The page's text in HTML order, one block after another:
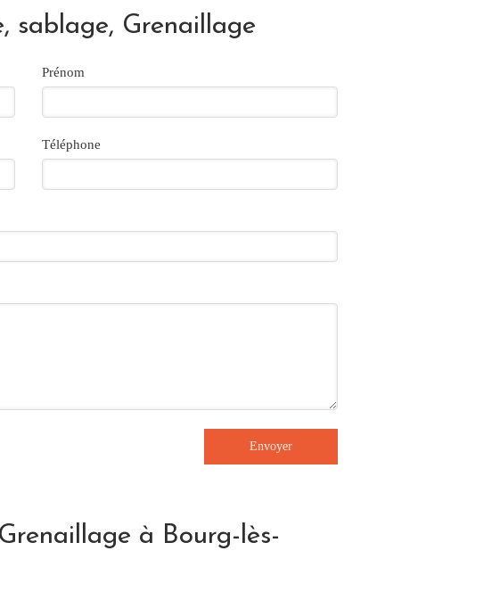
sablage, Grenaillage
Prénom
Téléphone
Envoyer
à Bourg-lès-